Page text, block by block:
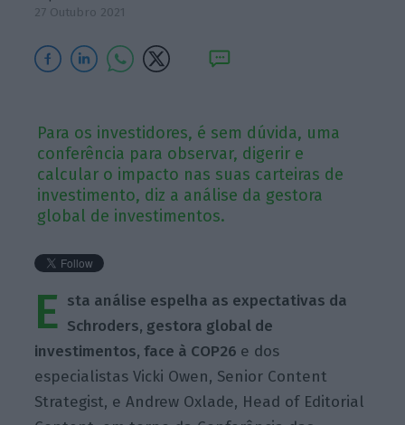
27 Outubro 2021
Para os investidores, é sem dúvida, uma
conferência para observar, digerir e
calcular o impacto nas suas carteiras de
investimento, diz a análise da gestora
global de investimentos.
E sta análise espelha as expectativas da
Schroders, gestora global de
investimentos, face à COP26 e dos
especialistas Vicki Owen, Senior Content
Strategist, e Andrew Oxlade, Head ofEditorial